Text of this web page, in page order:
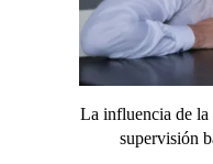
La influencia de la
supervisión